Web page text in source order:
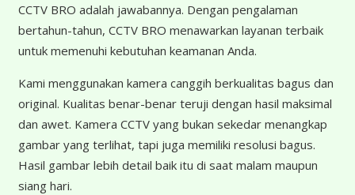
CCTV BRO adalah jawabannya. Dengan pengalaman
bertahun-tahun, CCTV BRO menawarkan layanan terbaik
untuk memenuhi kebutuhan keamanan Anda.
Kami menggunakan kamera canggih berkualitas bagus dan
original. Kualitas benar-benar teruji dengan hasil maksimal
dan awet. Kamera CCTV yang bukan sekedar menangkap
gambar yang terlihat, tapi juga memiliki resolusi bagus.
Hasil gambar lebih detail baik itu di saat malam maupun
siang hari.